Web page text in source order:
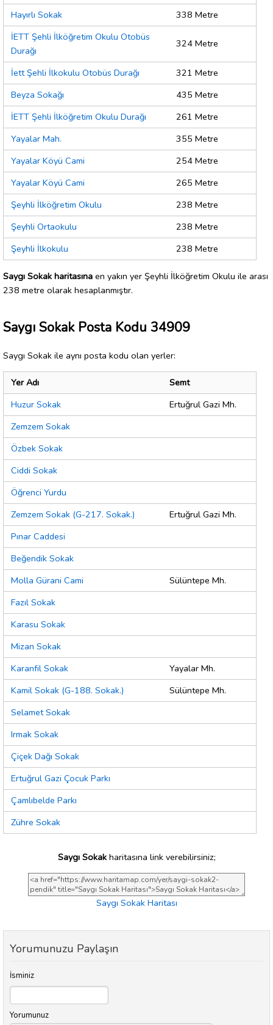
Hayırlı Sokak
338 Metre
İETT Şehli İlköğretim Okulu Otobüs
Durağı
324 Metre
İett Şehli İlkokulu Otobüs Durağı
321 Metre
Beyza Sokağı
435 Metre
İETT Şehli İlköğretim Okulu Durağı
261 Metre
Yayalar Mah.
355 Metre
Yayalar Köyü Cami
254 Metre
Yayalar Köyü Cami
265 Metre
Şeyhli İlköğretim Okulu
238 Metre
Şeyhli Ortaokulu
238 Metre
Şeyhli İlkokulu
238 Metre
Saygı Sokak haritasına en yakın yer Şeyhli İlköğretim Okulu ile arası
238 metre olarak hesaplanmıştır.
Saygı Sokak Posta Kodu 34909
Saygı Sokak ile aynı posta kodu olan yerler:
Yer Adı
Semt
Huzur Sokak
Ertuğrul Gazi Mh.
Zemzem Sokak
Özbek Sokak
Ciddi Sokak
Öğrenci Yurdu
Zemzem Sokak (G-217. Sokak.)
Ertuğrul Gazi Mh.
Pınar Caddesi
Beğendik Sokak
Molla Gürani Cami
Sülüntepe Mh.
Fazıl Sokak
Karasu Sokak
Mizan Sokak
Karanfil Sokak
Yayalar Mh.
Kamil Sokak (G-188. Sokak.)
Sülüntepe Mh.
Selamet Sokak
Irmak Sokak
Çiçek Dağı Sokak
Ertuğrul Gazi Çocuk Parkı
Çamlıbelde Parkı
Zühre Sokak
Saygı Sokakharitasına link verebilirsiniz;
Saygı Sokak Haritası
Yorumunuzu Paylaşın
İsminiz
Yorumunuz